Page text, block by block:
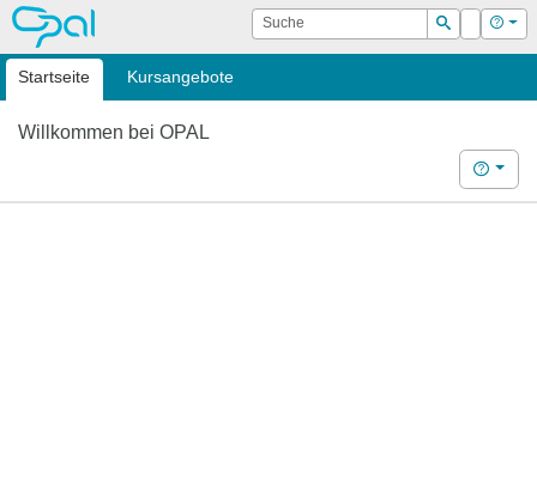
OPAL Suche
Suchen
Login Hilfe
Startseite Kursangebote
Willkommen bei OPAL
Hilfe